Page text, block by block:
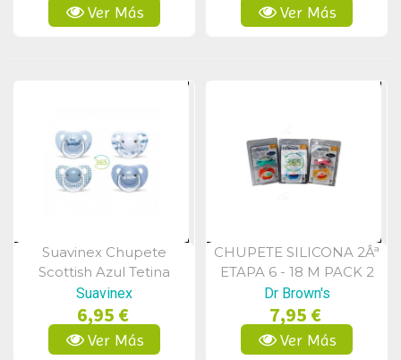
Ver Más Ver Más
Vista Rápida
Suavinex Chupete
Scottish Azul Tetina
Anatómica Latex +6m 2
Unidades
Suavinex
6,95 €
Ver Más
Vista Rápida
CHUPETE SILICONA 2Âª
ETAPA 6 - 18 M PACK 2
UDS
Dr Brown's
7,95 €
Ver Más